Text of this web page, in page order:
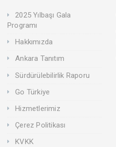
2025 Yılbaşı Gala
Programı
Hakkımızda
Ankara Tanıtım
Sürdürülebilirlik Raporu
Go Türkiye
Hizmetlerimiz
Çerez Politikası
KVKK